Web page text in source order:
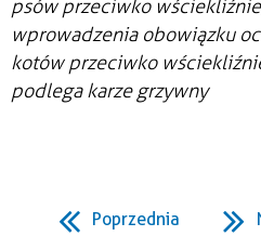
psów przeciwko
wprowadzenia obowiązku
kotów przeciwko
podlega karze grzywny
Poprzednia